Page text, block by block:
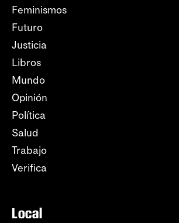
Feminismos
Futuro
Justicia
Libros
Mundo
Opinión
Política
Salud
Trabajo
Verifica
Local